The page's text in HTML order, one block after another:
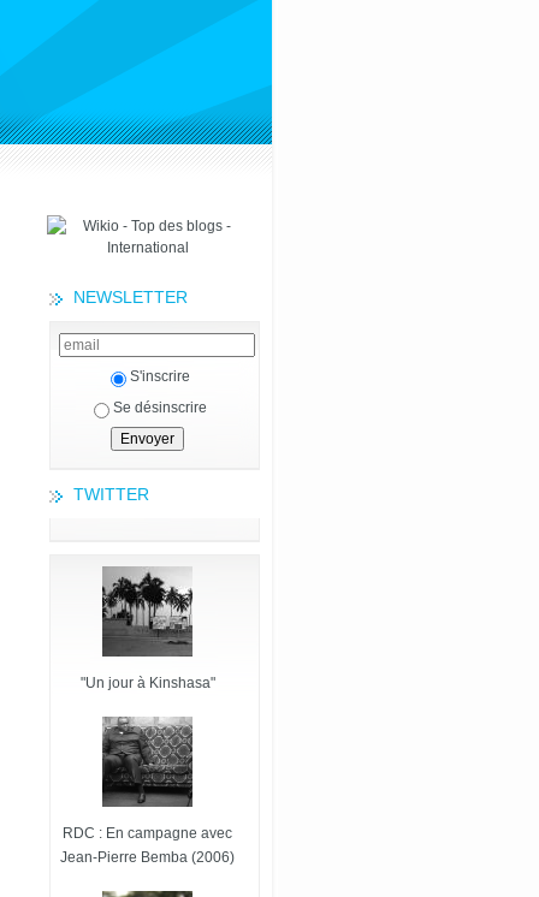
NEWSLETTER
S'inscrire
Se désinscrire
TWITTER
"Un jour à Kinshasa"
RDC : En campagne avec
Jean-Pierre Bemba (2006)